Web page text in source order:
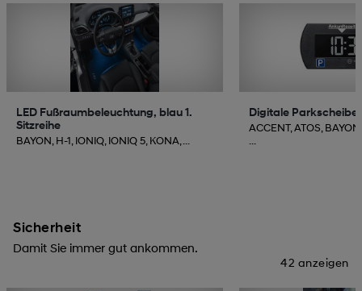
LED Fußraumbeleuchtung, blau 1.
Sitzreihe
BAYON, H-1, IONIQ, IONIQ 5, KONA, ...
Digitale
ACCENT, ATOS,
...
Sicherheit
Damit Sie immer gut ankommen.
42 anzeigen